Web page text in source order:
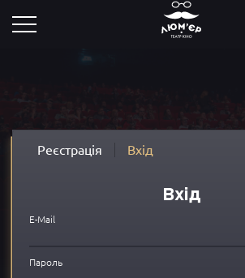
Новини
Сертифікати
Реєстрація Вхід
Вхід
E-Mail
Пароль